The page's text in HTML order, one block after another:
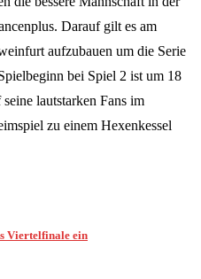
Darauf gilt es am
aufzubauen um die Serie
bei Spiel 2 ist um 18
lautstarken Fans im
zu einem Hexenkessel
Viertelfinale ein